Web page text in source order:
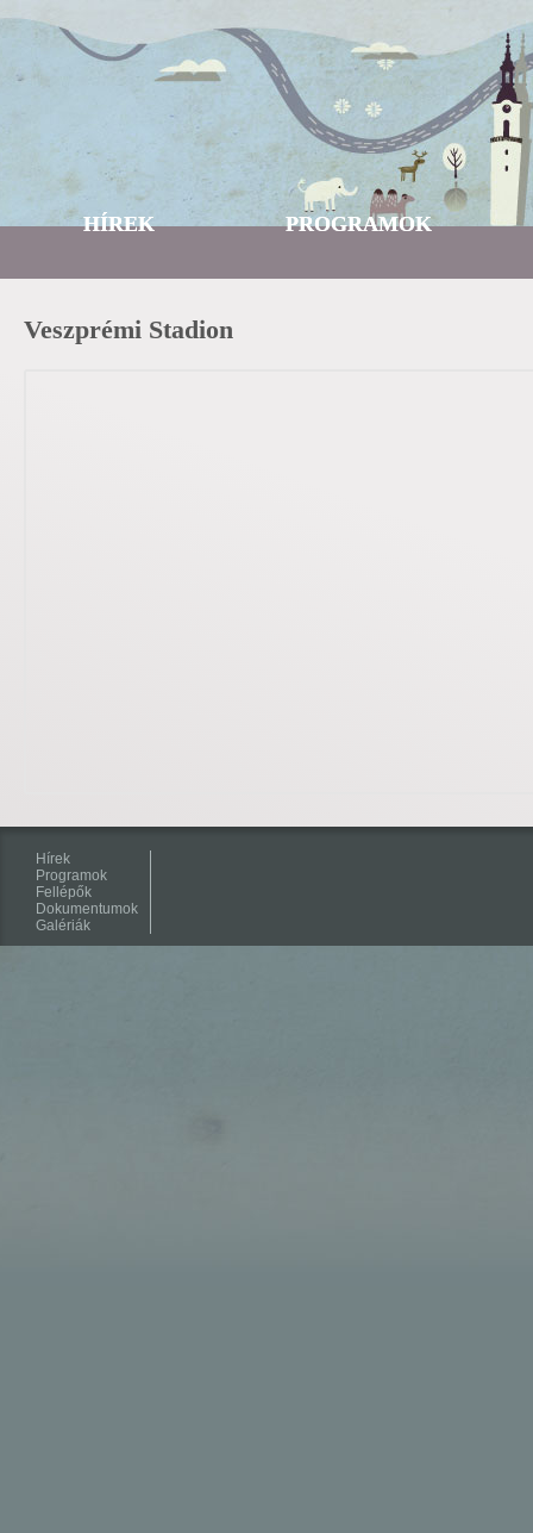
HÍREK PROGRAMOK
Veszprémi Stadion
Hírek
Programok
Fellépők
Dokumentumok
Galériák